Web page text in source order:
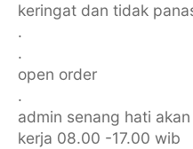
keringat dan tidak
.
.
open order
.
admin senang hati
kerja 08.00 -17.00 wib